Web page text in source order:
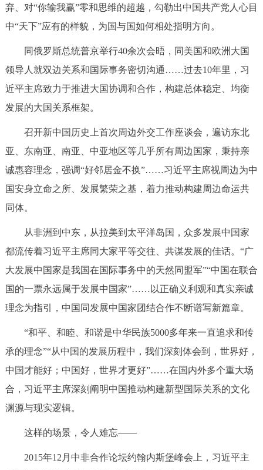
弃、对“你输我赢”零和思维的超越，勾勒出中国共产党人心目
中“天下”应有的样貌，为国与国如何相处指明方向。
同俄罗斯总统普京举行40余次会晤，同美国和欧洲大国
领导人就双边关系和国际事务密切沟通……过去10年里，习
近平主席致力于推进大国协调和合作，构建总体稳定、均衡
发展的大国关系框架。
召开新中国历史上首次周边外交工作座谈会，遍访东北
亚、东南亚、南亚、中亚地区等几乎所有周边国家，秉持亲
诚惠容理念，强调“好邻居金不换”……习近平主席视周边为中
国安身立命之所、发展繁荣之基，着力推动构建周边命运共
同体。
从非洲到中东，从拉美到太平洋岛国，众多发展中国家
都流传着习近平主席同大家平等交往、共谋发展的佳话。“广
大发展中国家是我国在国际事务中的天然同盟军”“中国在联合
国的一票永远属于发展中国家”……以正确义利观和真实亲诚
理念为指引，中国同发展中国家团结合作不断谱写新篇章。
“和平、和睦、和谐是中华民族5000多年来一直追求和传
承的理念”“从中国的发展历程中，我们深刻体会到，世界好，
中国才能好；中国好，世界才更好”……在国内外多个重大场
合，习近平主席深刻阐明中国推动构建新型国际关系的文化
渊源与现实逻辑。
这样的场景，令人难忘——
2015年12月中非合作论坛约翰内斯堡峰会上，习近平主